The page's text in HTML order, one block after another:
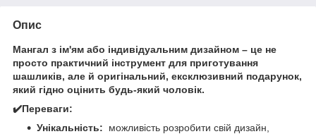
Опис
Мангал з ім'ям або індивідуальним дизайном – це не
просто практичний інструмент для приготування
шашликів, але й оригінальний, ексклюзивний подарунок,
який гідно оцінить будь-який чоловік.
✔️Переваги:
Унікальність: можливість розробити свій дизайн,